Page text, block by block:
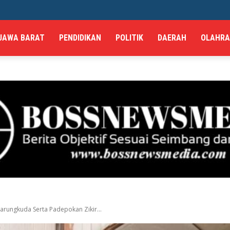
BARAT PENDIDIKAN POLITIK DAERAH
Serta Padepokan Zikir...